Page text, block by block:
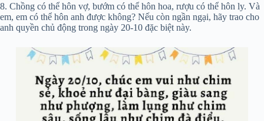
8. Chồng có thể hôn vợ, bướm có thể hôn hoa, rượu có thể hôn ly. Và
em, em có thể hôn anh được không? Nếu còn ngần ngại, hãy trao cho
anh quyền chủ động trong ngày 20-10 đặc biệt này.